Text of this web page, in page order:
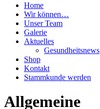
Home
Wir können…
Unser Team
Galerie
Aktuelles
Gesundheitsnews
Shop
Kontakt
Stammkunde werden
Allgemeine